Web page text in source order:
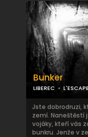
Bunker
LIBEREC L'ESCAPE
Jste dobrodruzi,
zemí.
vojáky, kteří vás
bunkru. Jenže v